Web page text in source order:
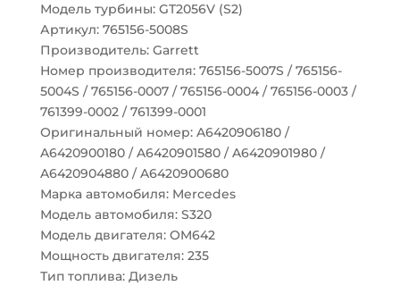
Модель турбины: GT2056V (S2)
Артикул: 765156-5008S
Производитель: Garrett
Номер производителя: 765156-5007S / 765156-
5004S / 765156-0007 / 765156-0004 / 765156-0003 /
761399-0002 / 761399-0001
Оригинальный номер: A6420906180 /
A6420900180 / A6420901580 / A6420901980 /
A6420904880 / A6420900680
Марка автомобиля: Mercedes
Модель автомобиля: S320
Модель двигателя: OM642
Мощность двигателя: 235
Тип топлива: Дизель